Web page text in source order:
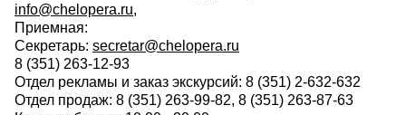
info@chelopera.ru,
Приемная:
Секретарь: secretar@chelopera.ru
8 (351) 263-12-93
Отдел рекламы и заказ экскурсий: 8 (351) 2-632-632
Отдел продаж: 8 (351) 263-99-82, 8 (351) 263-87-63